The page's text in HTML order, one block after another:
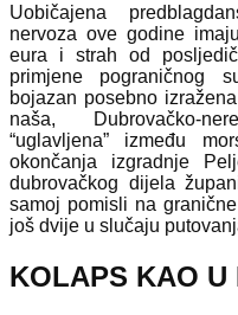
Uobičajena
nervoza ove godine
eura i strah od
primjene pograničnog
bojazan posebno
naša, Dubrovačko-
“uglavljena” između
okončanja izgradnje
dubrovačkog dijela
samoj pomisli na
još dvije u slučaju
KOLAPS KAO U